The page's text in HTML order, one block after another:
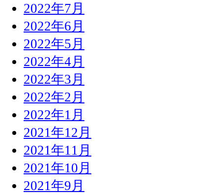
2022年7月
2022年6月
2022年5月
2022年4月
2022年3月
2022年2月
2022年1月
2021年12月
2021年11月
2021年10月
2021年9月